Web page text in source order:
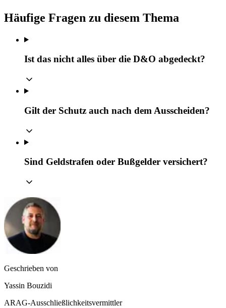
Häufige Fragen zu diesem Thema
Ist das nicht alles über die D&O abgedeckt?
Gilt der Schutz auch nach dem Ausscheiden?
Sind Geldstrafen oder Bußgelder versichert?
Geschrieben von
Yassin Bouzidi
ARAG-Ausschließlichkeitsvermittler